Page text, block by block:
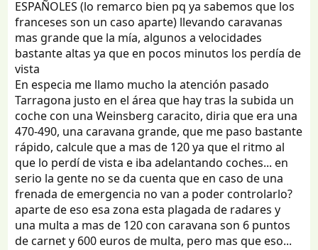
ESPAÑOLES (lo remarco bien pq ya sabemos que los
franceses son un caso aparte) llevando caravanas
mas grande que la mía, algunos a velocidades
bastante altas ya que en pocos minutos los perdía de
vista
En especia me llamo mucho la atención pasado
Tarragona justo en el área que hay tras la subida un
coche con una Weinsberg caracito, diria que era una
470-490, una caravana grande, que me paso bastante
rápido, calcule que a mas de 120 ya que el ritmo al
que lo perdí de vista e iba adelantando coches... en
serio la gente no se da cuenta que en caso de una
frenada de emergencia no van a poder controlarlo?
aparte de eso esa zona esta plagada de radares y
una multa a mas de 120 con caravana son 6 puntos
de carnet y 600 euros de multa, pero mas que eso...